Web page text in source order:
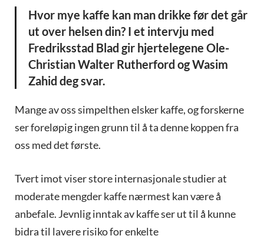
Hvor mye kaffe kan man drikke før det går
ut over helsen din? I et intervju med
Fredriksstad Blad gir hjertelegene Ole-
Christian Walter Rutherford og Wasim
Zahid deg svar.
Mange av oss simpelthen elsker kaffe, og forskerne
ser foreløpig ingen grunn til å ta denne koppen fra
oss med det første.
Tvert imot viser store internasjonale studier at
moderate mengder kaffe nærmest kan være å
anbefale. Jevnlig inntak av kaffe ser ut til å kunne
bidra til lavere risiko for enkelte